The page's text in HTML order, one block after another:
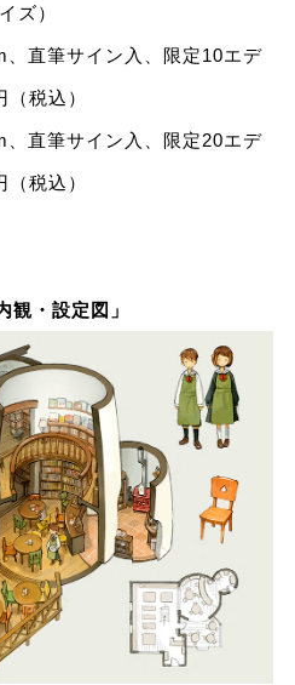
ズ）
直筆サイン入、限定10エデ
税込）
直筆サイン入、限定20エデ
税込）
観・設定図」